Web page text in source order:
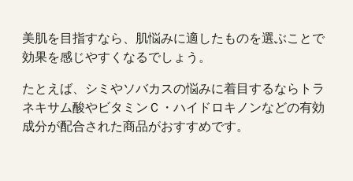
美肌を目指すなら、肌悩みに適したものを選ぶことで
効果を感じやすくなるでしょう。
たとえば、シミやソバカスの悩みに着目するならトラ
ネキサム酸やビタミンＣ・ハイドロキノンなどの有効
成分が配合された商品がおすすめです。